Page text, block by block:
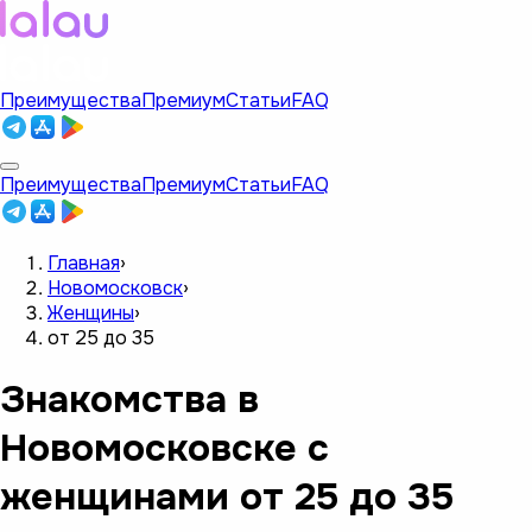
ПреимуществаПремиумСтатьиFAQ
ПреимуществаПремиумСтатьиFAQ
Главная›
Новомосковск›
Женщины›
от 25 до 35
Знакомства в
Новомосковске с
женщинами от 25 до 35